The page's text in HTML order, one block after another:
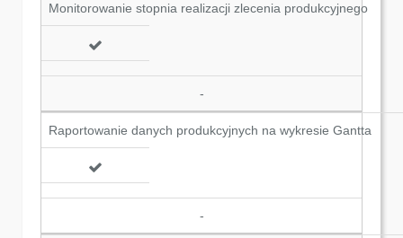
Monitorowanie stopnia realizacji zlecenia produkcyjnego
-
Raportowanie danych produkcyjnych na wykresie Gantta
-